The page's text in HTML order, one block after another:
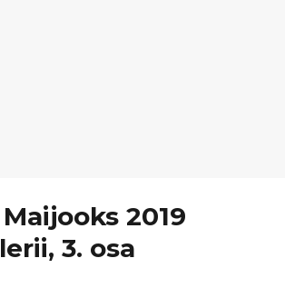
2019
3. osa